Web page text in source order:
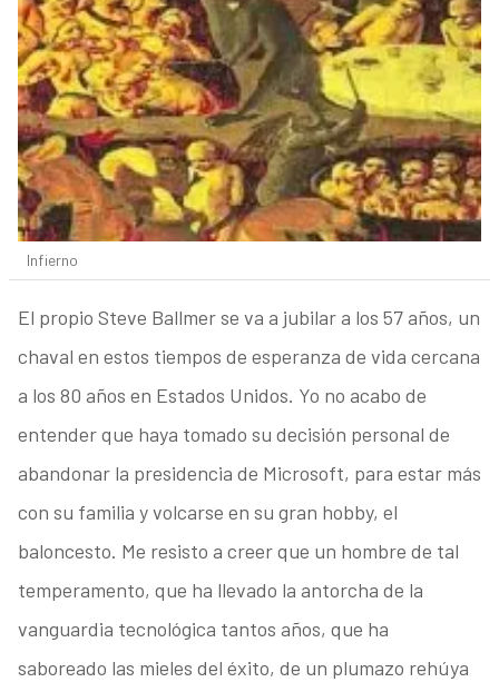
Infierno
El propio Steve Ballmer se va a jubilar a los 57 años, un
chaval en estos tiempos de esperanza de vida cercana
a los 80 años en Estados Unidos. Yo no acabo de
entender que haya tomado su decisión personal de
abandonar la presidencia de Microsoft, para estar más
con su familia y volcarse en su gran hobby, el
baloncesto. Me resisto a creer que un hombre de tal
temperamento, que ha llevado la antorcha de la
vanguardia tecnológica tantos años, que ha
saboreado las mieles del éxito, de un plumazo rehúya